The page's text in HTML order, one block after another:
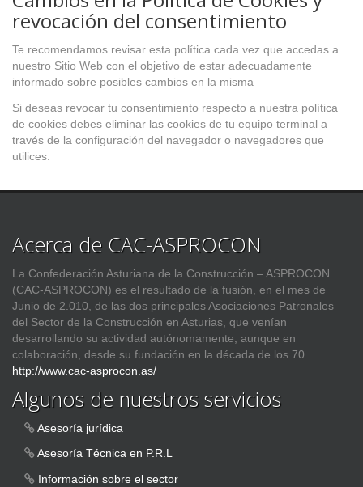
revocación del consentimiento
Te recomendamos revisar esta política cada vez que accedas a
nuestro Sitio Web con el objetivo de estar adecuadamente
informado sobre posibles cambios en la misma
Si deseas revocar tu consentimiento respecto a nuestra política
de cookies debes eliminar las cookies de tu equipo terminal a
través de la configuración del navegador o navegadores que
utilices.
Acerca de CAC-ASPROCON
La Confederación Asturiana de la Construcción – ASPROCON
(CAC-ASPROCON) es el resultado de la fusión, en el mes de
Junio de 2.010, de las dos principales Asociaciones Patronales
del Sector de la Construcción en Asturias, que venían
desarrollando su actividad autónomamente, aunque en
colaboración, desde su fundación en la década de los 70.
http://www.cac-asprocon.as/
Algunos de nuestros servicios
Asesoría jurídica
Asesoría Técnica en P.R.L
Información sobre el sector